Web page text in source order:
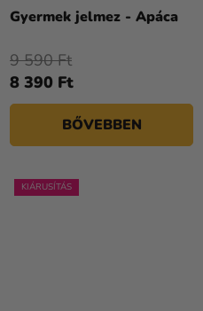
Gyermek jelmez - Apáca
8 390 Ft
9 590 Ft
BŐVEBBEN
KIÁRUSÍTÁS